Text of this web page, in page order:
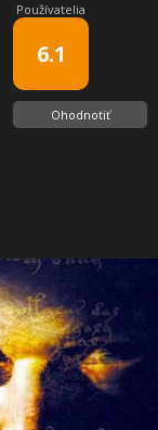
Používatelia
6.1
Ohodnotiť